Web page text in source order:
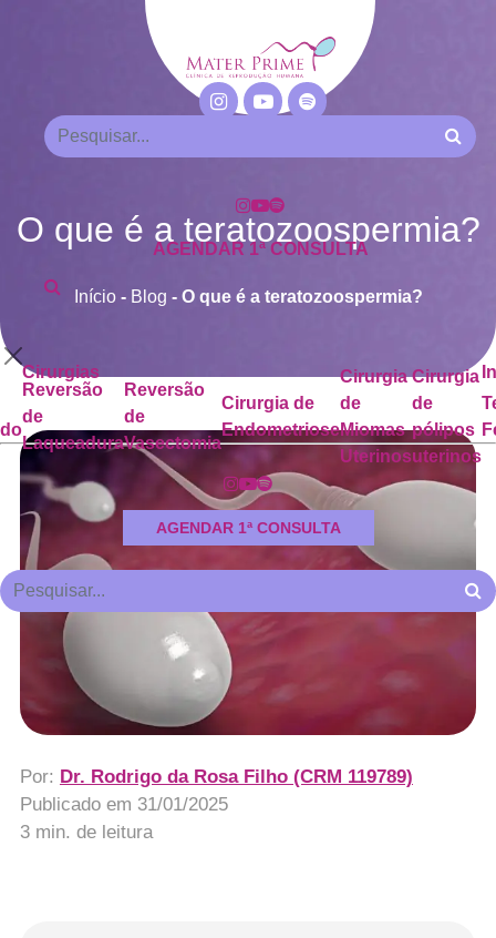
AGENDAR 1ª CONSULTA
Cirurgias
Reversão
de
Laqueadura
Reversão
de
Vasectomia
Cirurgia de
Endometriose
Cirurgia
de
Miomas
Uterinos
Cirurgia
de
pólipos
uterinos
AGENDAR 1ª CONSULTA
O que é a teratozoospermia?
Início- Blog - O que é a teratozoospermia?
Por: Dr. Rodrigo da Rosa Filho (CRM 119789)
Publicado em 31/01/2025
3 min. de leitura